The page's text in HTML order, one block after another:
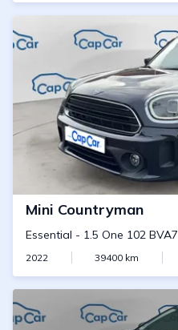
Mini Countryman
Essential - 1.5 One 102 BVA7
2022 39400 km